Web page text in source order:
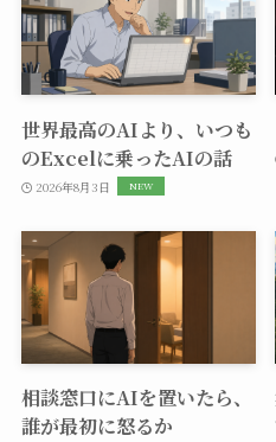
世界最高のAIより、いつも
のExcelに乗ったAIの話
2026年8月3日
相談窓口にAIを置いたら、
誰が最初に怒るか